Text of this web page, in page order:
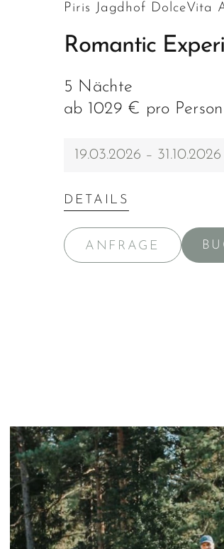
Piris Jagdhof DolceVita
Romantic
5 Nächte
ab 1029 € pro Person
19.03.2026 – 31.10.2026
DETAILS
ANFRAGE